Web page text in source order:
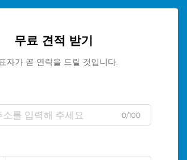
무료 견적 받기
자가 곧 연락을 드릴 것입니다.
0/100